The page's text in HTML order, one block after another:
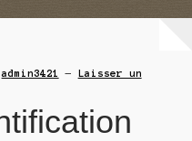
admin3421 — Laisser un